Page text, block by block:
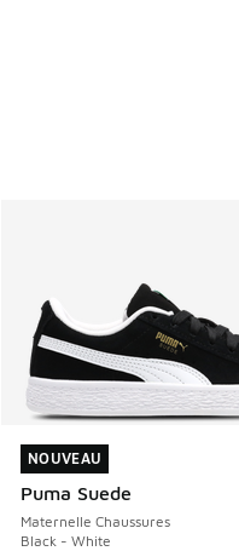
NOUVEAU
Puma Suede
Maternelle Chaussures
Black - White
NOUVEAU